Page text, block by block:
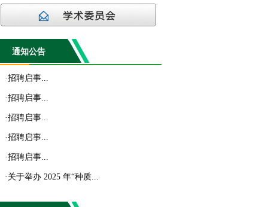
通知公告
·招聘启事...
·招聘启事...
·招聘启事...
·招聘启事...
·招聘启事...
· 关于举办 2025 年“种质...